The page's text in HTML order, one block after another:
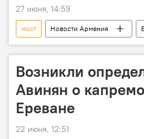
27 июня, 14:59
мост Новости Армения
Возникли
Авинян о
Ереване
22 июня, 12:51